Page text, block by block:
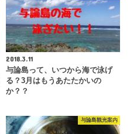
2018.3.11
与論島って、いつから海で泳げ
る？3月はもうあたたかいの
か？？
与論島観光案内